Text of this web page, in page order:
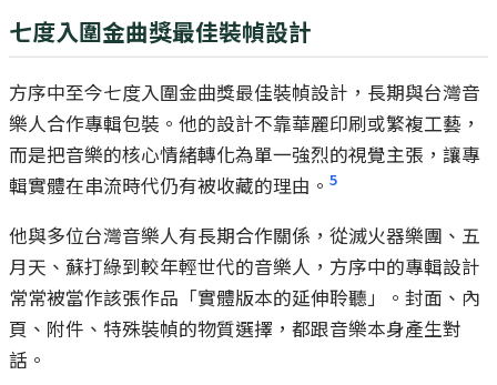
七度入圍金曲獎最佳裝幀設計
方序中至今七度入圍金曲獎最佳裝幀設計，長期與台灣音
樂人合作專輯包裝。他的設計不靠華麗印刷或繁複工藝，
而是把音樂的核心情緒轉化為單一強烈的視覺主張，讓專
輯實體在串流時代仍有被收藏的理由。 5
他與多位台灣音樂人有長期合作關係，從滅火器樂團、五
月天、蘇打綠到較年輕世代的音樂人，方序中的專輯設計
常常被當作該張作品「實體版本的延伸聆聽」。封面、內
頁、附件、特殊裝幀的物質選擇，都跟音樂本身產生對
話。